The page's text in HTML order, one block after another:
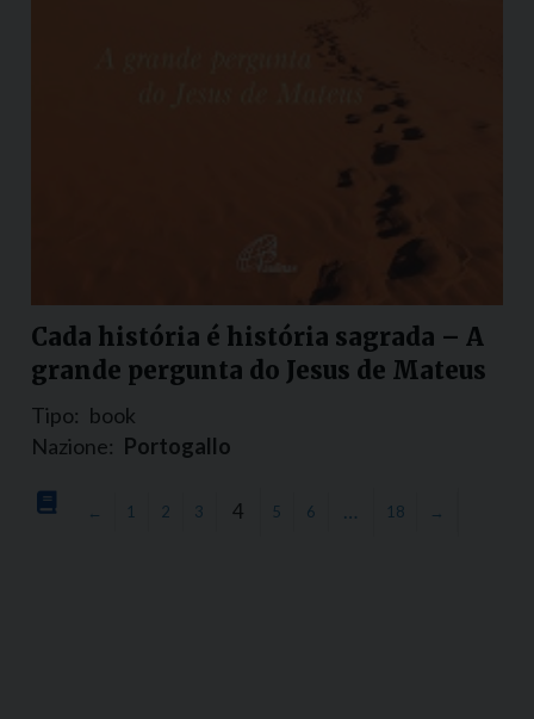
Cada história é história sagrada – A
grande pergunta do Jesus de Mateus
Tipo: book
Nazione: Portogallo
← 1 2 3 4 5 6 … 18 →